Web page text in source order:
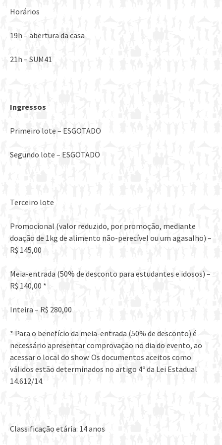
Horários
19h – abertura da casa
21h – SUM41
Ingressos
Primeiro lote – ESGOTADO
Segundo lote – ESGOTADO
Terceiro lote
Promocional (valor reduzido, por promoção, mediante
doação de 1kg de alimento não-perecível ou um agasalho) –
R$ 145,00
Meia-entrada (50% de desconto para estudantes e idosos) –
R$ 140,00 *
Inteira – R$ 280,00
* Para o benefício da meia-entrada (50% de desconto) é
necessário apresentar comprovação no dia do evento, ao
acessar o local do show. Os documentos aceitos como
válidos estão determinados no artigo 4º da Lei Estadual
14.612/14.
Classificação etária: 14 anos